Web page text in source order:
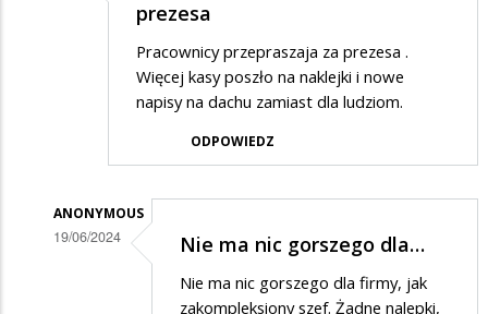
prezesa
Pracownicy przepraszaja za prezesa .
Więcej kasy poszło na naklejki i nowe
napisy na dachu zamiast dla ludziom.
ODPOWIEDZ
ANONYMOUS
19/06/2024 Nie ma nic gorszego dla…
Nie ma nic gorszego dla firmy, jak
zakompleksiony szef. Żadne nalepki,